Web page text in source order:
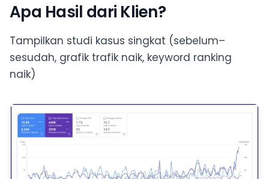
Apa Hasil dari Klien?
Tampilkan studi kasus singkat (sebelum–
sesudah, grafik trafik naik, keyword ranking
naik)